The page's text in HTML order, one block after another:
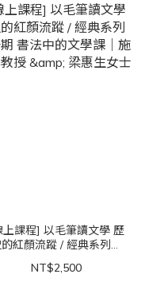
上課程] 以毛筆讀文學 歷
的紅顏流蹤 / 經典系列第
雲教授 & 梁惠生女士
NT$2,500